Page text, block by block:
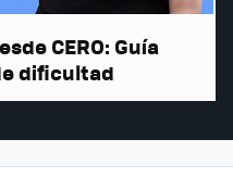
CERO: Guía
dificultad